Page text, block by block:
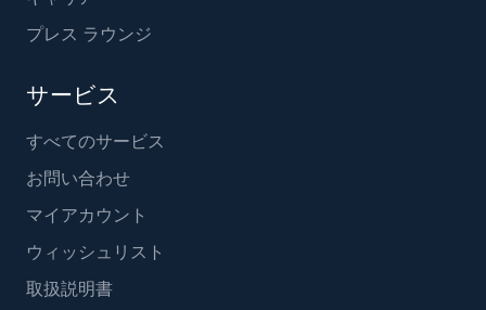
プレス ラウンジ
サービス
すべてのサービス
お問い合わせ
マイアカウント
ウィッシュリスト
取扱説明書